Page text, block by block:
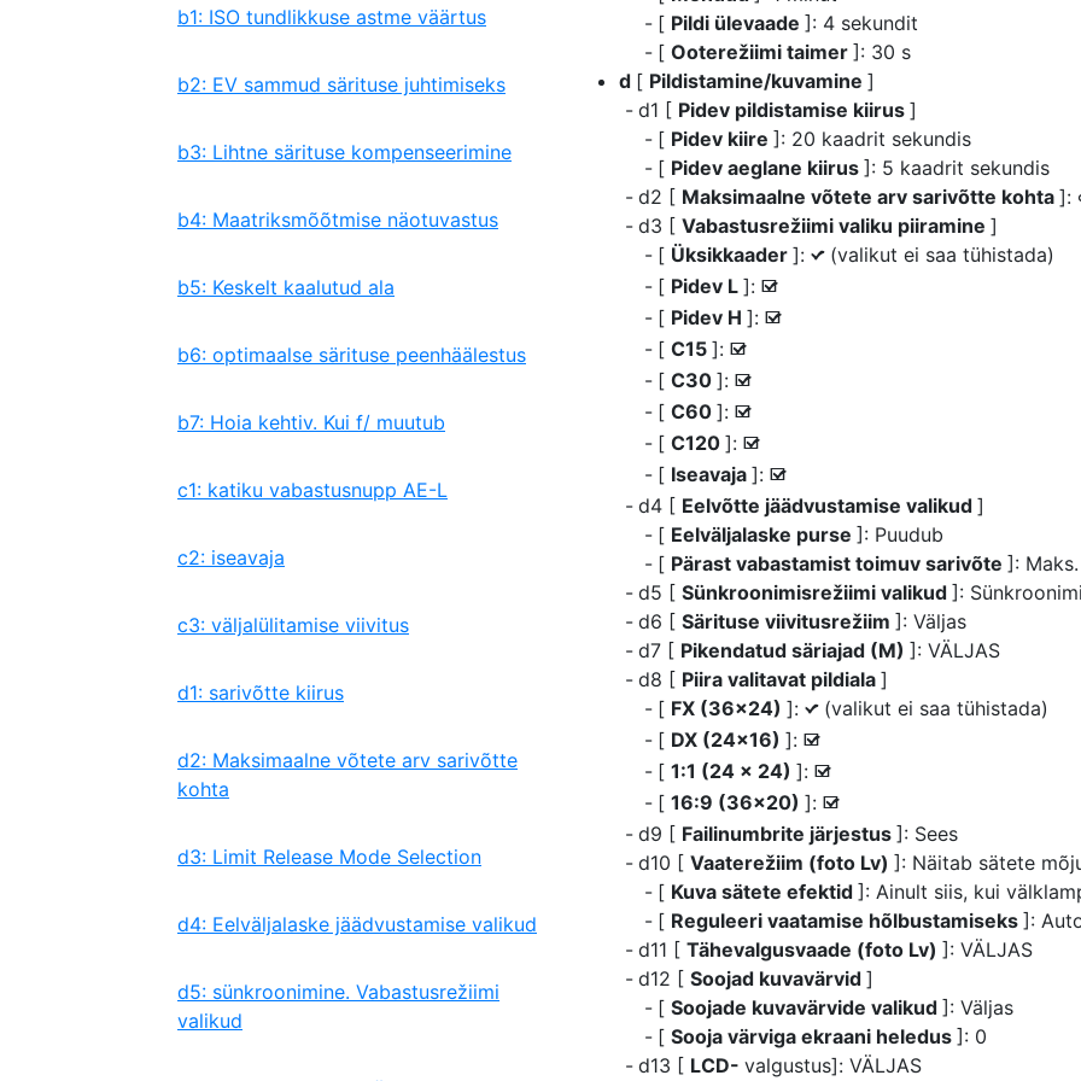
b1: ISO tundlikkuse astme väärtus
b2: EV sammud särituse juhtimiseks
b3: Lihtne särituse kompenseerimine
b4: Maatriksmõõtmise näotuvastus
b5: Keskelt kaalutud ala
b6: optimaalse särituse peenhäälestus
b7: Hoia kehtiv. Kui f/ muutub
c1: katiku vabastusnupp AE-L
c2: iseavaja
c3: väljalülitamise viivitus
d1: sarivõtte kiirus
d2: Maksimaalne võtete arv sarivõtte
kohta
d3: Limit Release Mode Selection
d4: Eelväljalaske jäädvustamise valikud
d5: sünkroonimine. Vabastusrežiimi
valikud
[ Pildi ülevaade ]: 4 sekundit
[ Ooterežiimi taimer ]: 30 s
d [ Pildistamine/kuvamine ]
d1 [ Pidev pildistamise kiirus ]
[ Pidev kiire ]: 20 kaadrit sekundis
[ Pidev aeglane kiirus ]: 5 kaadrit sekundis
d2 [ Maksimaalne võtete arv sarivõtte kohta ]:
d3 [ Vabastusrežiimi valiku piiramine ]
[ Üksikkaader ]: L (valikut ei saa tühistada)
[ Pidev L ]: M
[ Pidev H ]: M
[ C15 ]: M
[ C30 ]: M
[ C60 ]: M
[ C120 ]: M
[ Iseavaja ]: M
d4 [ Eelvõtte jäädvustamise valikud ]
[ Eelväljalaske purse ]: Puudub
[ Pärast vabastamist toimuv sarivõte ]: Maks.
d5 [ Sünkroonimisrežiimi valikud ]:
d6 [ Särituse viivitusrežiim ]: Väljas
d7 [ Pikendatud säriajad (M) ]: VÄLJAS
d8 [ Piira valitavat pildiala ]
[ FX (36×24) ]: L (valikut ei saa tühistada)
[ DX (24×16) ]: M
[ 1:1 (24 × 24) ]: M
[ 16:9 (36×20) ]: M
d9 [ Failinumbrite järjestus ]: Sees
d10 [ Vaaterežiim (foto Lv) ]: Näitab sätete
[ Kuva sätete efektid ]: Ainult siis, kui
[ Reguleeri vaatamise hõlbustamiseks ]:
d11 [ Tähevalgusvaade (foto Lv) ]: VÄLJAS
d12 [ Soojad kuvavärvid ]
[ Soojade kuvavärvide valikud ]: Väljas
[ Sooja värviga ekraani heledus ]: 0
d13 [ LCD- valgustus]: VÄLJAS